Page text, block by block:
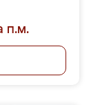
п.м.